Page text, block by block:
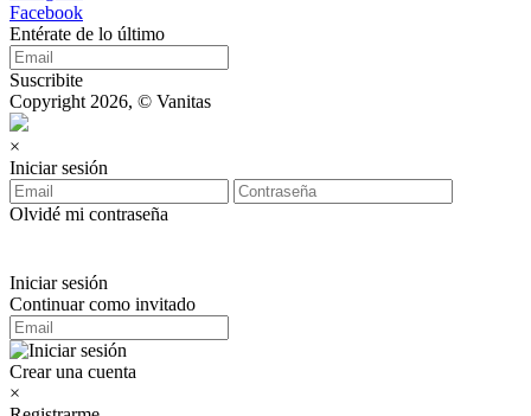
Facebook
Entérate de lo último
Suscribite
Copyright 2026, © Vanitas
×
Iniciar sesión
Olvidé mi contraseña
Iniciar sesión
Continuar como invitado
Crear una cuenta
×